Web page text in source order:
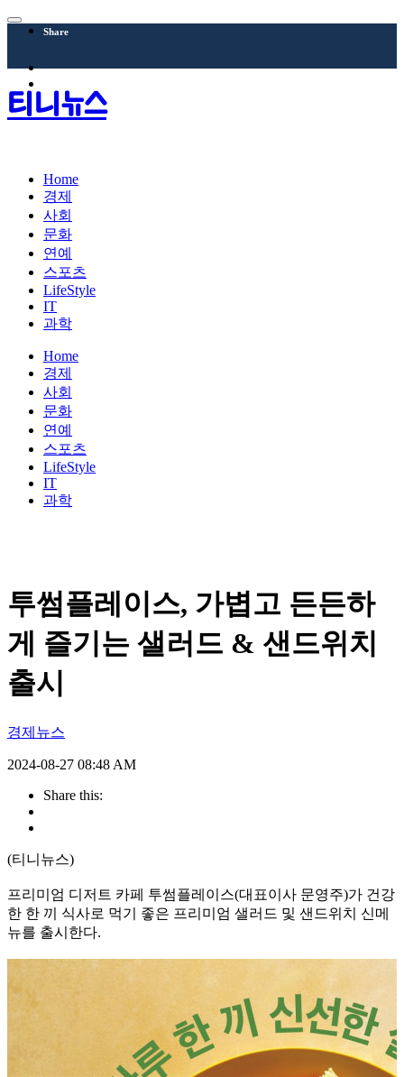
Share
티니뉴스
Home
경제
사회
문화
연예
스포츠
LifeStyle
IT
과학
Home
경제
사회
문화
연예
스포츠
LifeStyle
IT
과학
투썸플레이스, 가볍고 든든하
게 즐기는 샐러드 & 샌드위치
출시
경제뉴스
2024-08-27 08:48 AM
Share this:
(티니뉴스)
프리미엄 디저트 카페 투썸플레이스(대표이사 문영주)가 건강
한 한 끼 식사로 먹기 좋은 프리미엄 샐러드 및 샌드위치 신메
뉴를 출시한다.